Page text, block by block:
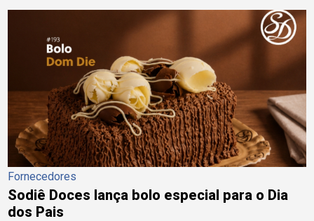
Fornecedores
Sodiê Doces lança bolo especial para o Dia
dos Pais